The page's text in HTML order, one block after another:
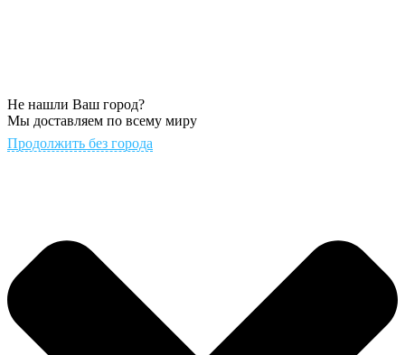
Не нашли Ваш город?
Мы доставляем по всему миру
Продолжить без города